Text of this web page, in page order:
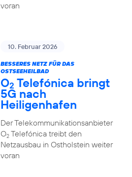
voran
10. Februar 2026
BESSERES NETZ FÜR DAS
OSTSEEHEILBAD
O2 Telefónica bringt
5G nach
Heiligenhafen
Der Telekommunikationsanbieter
O2Telefónica treibt den
Netzausbau in Ostholstein weiter
voran